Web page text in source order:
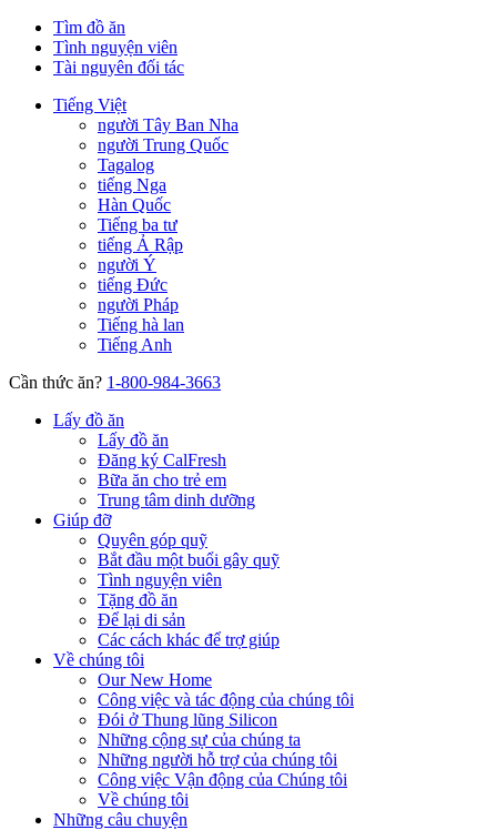
Tìm đồ ăn
Tình nguyện viên
Tài nguyên đối tác
Tiếng Việt
người Tây Ban Nha
người Trung Quốc
Tagalog
tiếng Nga
Hàn Quốc
Tiếng ba tư
tiếng Ả Rập
người Ý
tiếng Đức
người Pháp
Tiếng hà lan
Tiếng Anh
Cần thức ăn? 1-800-984-3663
Lấy đồ ăn
Lấy đồ ăn
Đăng ký CalFresh
Bữa ăn cho trẻ em
Trung tâm dinh dưỡng
Giúp đỡ
Quyên góp quỹ
Bắt đầu một buổi gây quỹ
Tình nguyện viên
Tặng đồ ăn
Để lại di sản
Các cách khác để trợ giúp
Về chúng tôi
Our New Home
Công việc và tác động của chúng tôi
Đói ở Thung lũng Silicon
Những cộng sự của chúng ta
Những người hỗ trợ của chúng tôi
Công việc Vận động của Chúng tôi
Về chúng tôi
Những câu chuyện